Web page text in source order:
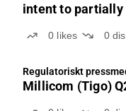
intent to partially
0 likes 0
Regulatoriskt
Millicom (Tigo)